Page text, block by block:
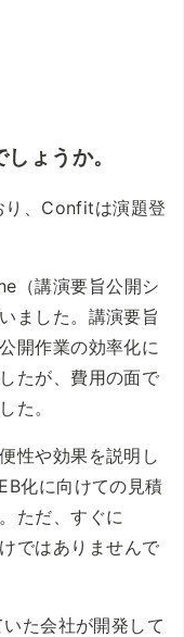
ょうか。
り、Confitは演題登
（講演要旨公開シ
ました。講演要旨
開作業の効率化に
たが、費用の面で
た。
性や効果を説明し
化に向けての見積
ただ、すぐに
ではありませんで
た会社が開発して